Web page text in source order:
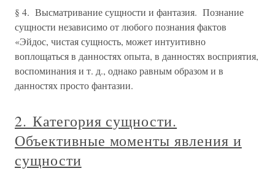
§ 4. Высматривание сущности и фантазия. Познание
сущности независимо от любого познания фактов
«Эйдос, чистая сущность, может интуитивно
воплощаться в данностях опыта, в данностях восприятия,
воспоминания и т. д., однако равным образом и в
данностях просто фантазии.
2. Категория сущности.
Объективные моменты явления и
сущности